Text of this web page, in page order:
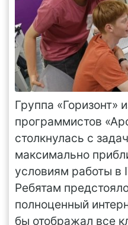
Группа «Горизонт»
программистов
столкнулась с
максимально
условиям работы в
Ребятам
полноценный
бы отображал все